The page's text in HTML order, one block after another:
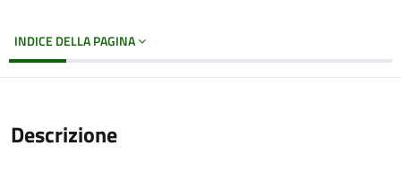
INDICE DELLA PAGINA
Descrizione